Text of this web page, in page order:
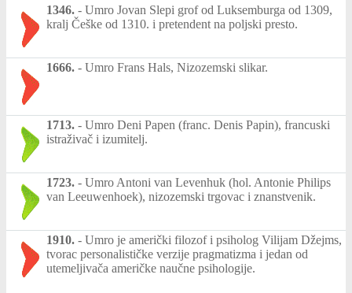
1346. - Umro Jovan Slepi grof od Luksemburga od 1309,
kralj Češke od 1310. i pretendent na poljski presto.
1666. - Umro Frans Hals, Nizozemski slikar.
1713. - Umro Deni Papen (franc. Denis Papin), francuski
istraživač i izumitelj.
1723. - Umro Antoni van Levenhuk (hol. Antonie Philips
van Leeuwenhoek), nizozemski trgovac i znanstvenik.
1910. - Umro je američki filozof i psiholog Vilijam Džejms,
tvorac personalističke verzije pragmatizma i jedan od
utemeljivača američke naučne psihologije.